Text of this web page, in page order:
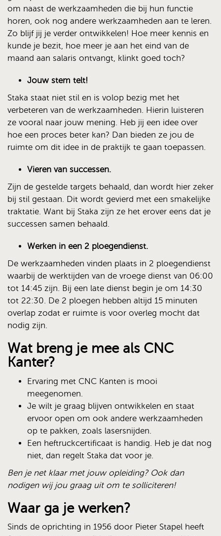
om naast de werkzaamheden die bij hun functie
horen, ook nog andere werkzaamheden aan te leren.
Zo blijf jij je verder ontwikkelen! Hoe meer kennis en
kunde je bezit, hoe meer je aan het eind van de
maand aan salaris ontvangt, klinkt goed toch?
Jouw stem telt!
Staka staat niet stil en is volop bezig met het
verbeteren van de werkzaamheden. Hierin luisteren
ze vooral naar jouw mening. Heb jij een idee over
hoe een proces beter kan? Dan bieden ze jou de
ruimte om dit idee in de praktijk te gaan toepassen.
Vieren van successen.
Zijn de gestelde targets behaald, dan wordt hier zeker
bij stil gestaan. Dit wordt gevierd met een smakelijke
traktatie. Want bij Staka zijn ze het erover eens dat je
successen samen behaald.
Werken in een 2 ploegendienst.
De werkzaamheden vinden plaats in 2 ploegendienst
waarbij de werktijden van de vroege dienst van 06:00
tot 14:45 zijn. Bij een late dienst begin je om 14:30
tot 22:30. De 2 ploegen hebben altijd 15 minuten
overlap zodat er ruimte is voor overleg mocht dat
nodig zijn.
Wat breng je mee als CNC
Kanter?
Ervaring met CNC Kanten is mooi
meegenomen.
Je wilt je graag blijven ontwikkelen en staat
ervoor open om ook andere werkzaamheden
op te pakken, zoals lasersnijden.
Een heftruckcertificaat is handig. Heb je dat nog
niet, dan regelt Staka dat voor je.
Ben je net klaar met jouw opleiding? Ook dan
nodigen wij jou graag uit om te solliciteren!
Waar ga je werken?
Sinds de oprichting in 1956 door Pieter Stapel heeft